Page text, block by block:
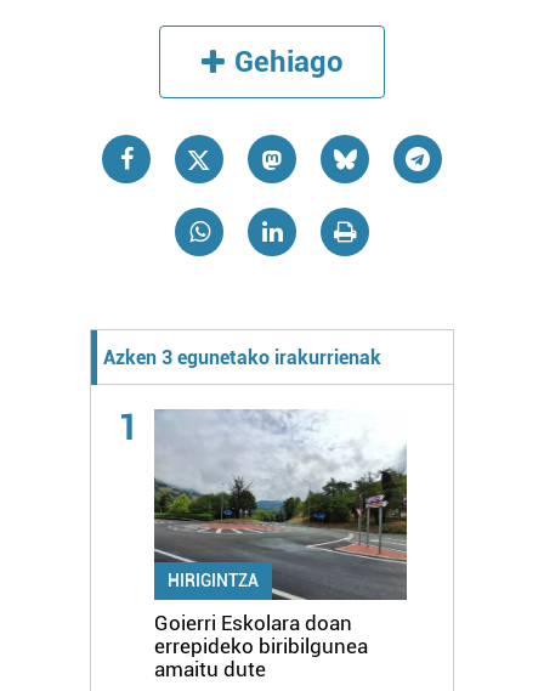
Gehiago
Azken 3 egunetako irakurrienak
1
HIRIGINTZA
Goierri Eskolara doan
errepideko biribilgunea
amaitu dute